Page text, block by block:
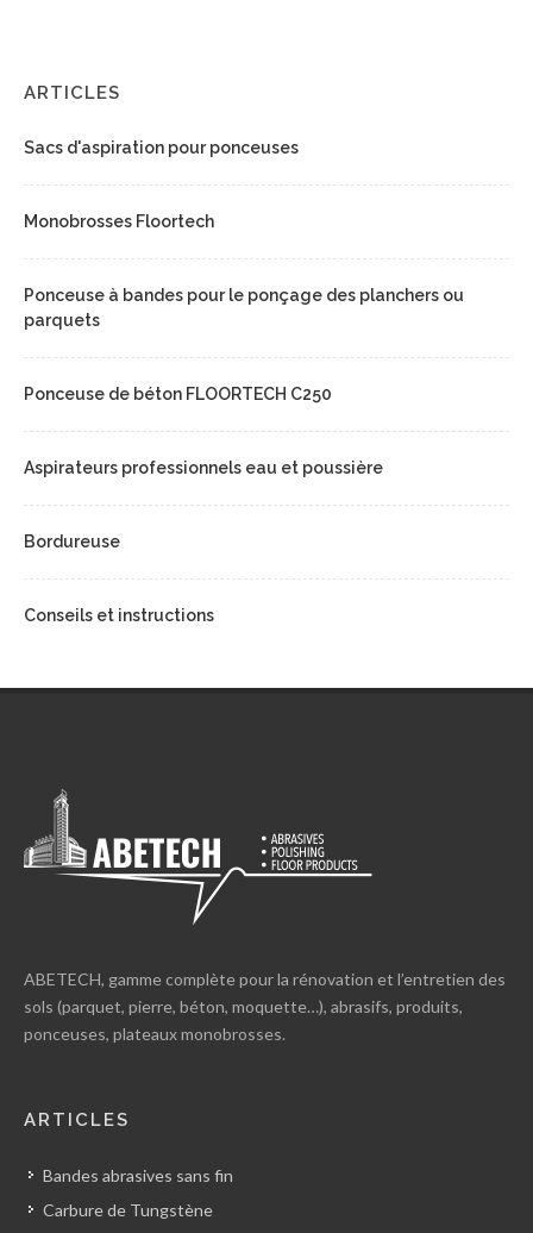
ARTICLES
Sacs d'aspiration pour ponceuses
Monobrosses Floortech
Ponceuse à bandes pour le ponçage des planchers ou
parquets
Ponceuse de béton FLOORTECH C250
Aspirateurs professionnels eau et poussière
Bordureuse
Conseils et instructions
ABETECH, gamme complète pour la rénovation et l’entretien des
sols (parquet, pierre, béton, moquette…), abrasifs, produits,
ponceuses, plateaux monobrosses.
ARTICLES
Bandes abrasives sans fin
Carbure de Tungstène